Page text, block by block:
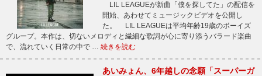
LIL LEAGUEが新曲「僕を探してた」の配信を
開始、あわせてミュージックビデオを公開し
た。 LIL LEAGUEは平均年齢19歳のボーイズ
グループ。本作は、切ないメロディと繊細な歌詞が心に寄り添うバラード楽曲
で、流れていく日常の中で … 続きを読む
あいみょん、6年越しの念願「スーパーガ